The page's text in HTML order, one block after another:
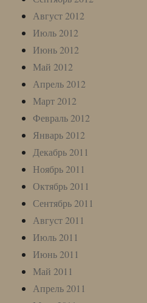
Август 2012
Июль 2012
Июнь 2012
Май 2012
Апрель 2012
Март 2012
Февраль 2012
Январь 2012
Декабрь 2011
Ноябрь 2011
Октябрь 2011
Сентябрь 2011
Август 2011
Июль 2011
Июнь 2011
Май 2011
Апрель 2011